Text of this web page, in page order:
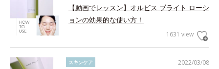
【動画でレッスン】オルビス ブライト ローシ
ョンの効果的な使い方！
1631 view
2022/03/08
スキンケア